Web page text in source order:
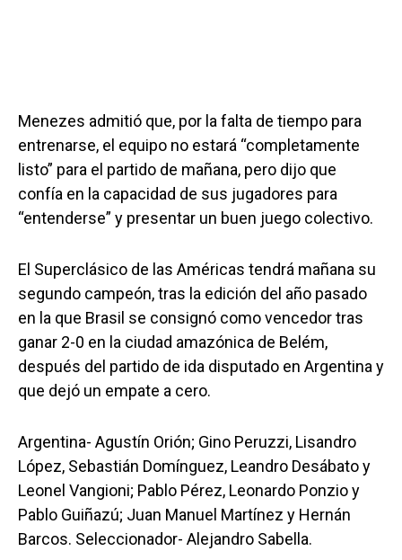
Menezes admitió que, por la falta de tiempo para
entrenarse, el equipo no estará “completamente
listo” para el partido de mañana, pero dijo que
confía en la capacidad de sus jugadores para
“entenderse” y presentar un buen juego colectivo.
El Superclásico de las Américas tendrá mañana su
segundo campeón, tras la edición del año pasado
en la que Brasil se consignó como vencedor tras
ganar 2-0 en la ciudad amazónica de Belém,
después del partido de ida disputado en Argentina y
que dejó un empate a cero.
Argentina- Agustín Orión; Gino Peruzzi, Lisandro
López, Sebastián Domínguez, Leandro Desábato y
Leonel Vangioni; Pablo Pérez, Leonardo Ponzio y
Pablo Guiñazú; Juan Manuel Martínez y Hernán
Barcos. Seleccionador- Alejandro Sabella.